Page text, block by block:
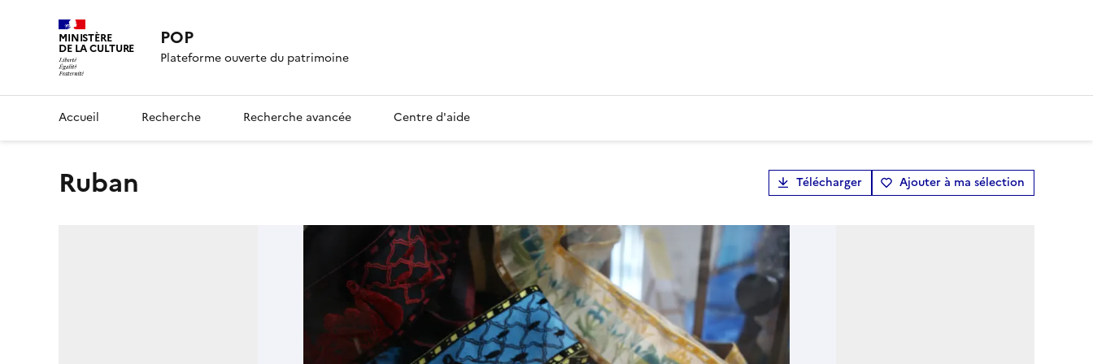
MINISTÈRE
DE LA CULTURE POP
Plateforme ouverte du patrimoine
Accueil Recherche Recherche avancée Centre d'aide
ruban Télécharger Ajouter à ma sélection